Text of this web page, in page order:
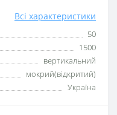
Всі характеристики
50
1500
вертикальний
мокрий(відкритий)
Україна